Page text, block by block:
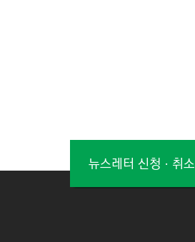
뉴스레터 신청ㆍ취소